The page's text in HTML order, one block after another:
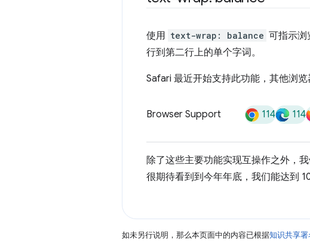
使用 text-wrap: balance 可指示浏
行到第二行上的单个字词。
Safari 最近开始支持此功能，其他浏
Browser Support 114 114
除了这些主要功能实现互操作之外，
很期待看到到今年年底，我们能达到
如未另行说明，那么本页面中的内容已根据知识共享